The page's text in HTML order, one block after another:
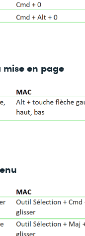
en page